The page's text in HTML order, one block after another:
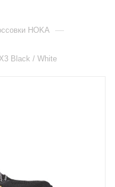
HOKA —
Black / White